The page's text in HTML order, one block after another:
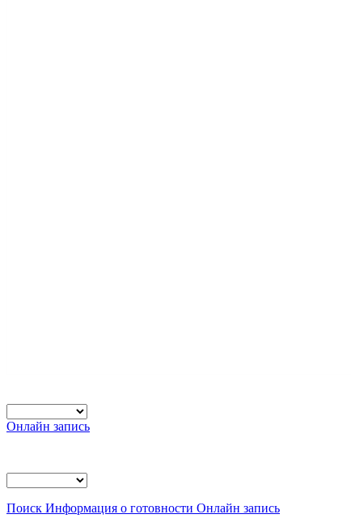
Онлайн запись
Поиск Информация о готовности Онлайн запись